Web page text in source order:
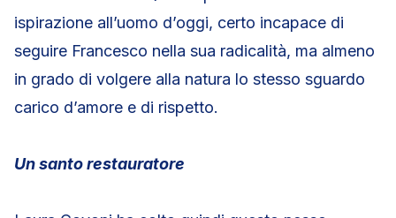
ispirazione all’uomo d’oggi, certo incapace di
seguire Francesco nella sua radicalità, ma almeno
in grado di volgere alla natura lo stesso sguardo
carico d’amore e di rispetto.
Un santo restauratore